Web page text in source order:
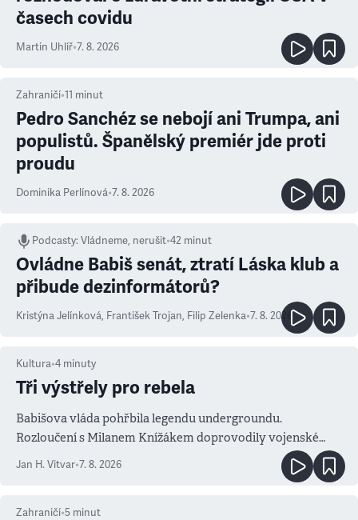
časech covidu
Martin Uhlíř•7. 8. 2026
Zahraničí•11 minut
Pedro Sanchéz se nebojí ani Trumpa, ani
populistů. Španělský premiér jde proti
proudu
Dominika Perlínová•7. 8. 2026
Podcasty:Vládneme, nerušit•42 minut
Ovládne Babiš senát, ztratí Láska klub a
přibude dezinformátorů?
Kristýna Jelínková, František Trojan, Filip Zelenka•7. 8. 2026
Kultura•4 minuty
Tři výstřely pro rebela
Babišova vláda pohřbila legendu undergroundu.
Rozloučení s Milanem Knížákem doprovodily vojenské
salvy i kritika pokrokářů
Jan H. Vitvar•7. 8. 2026
Zahraničí•5 minut